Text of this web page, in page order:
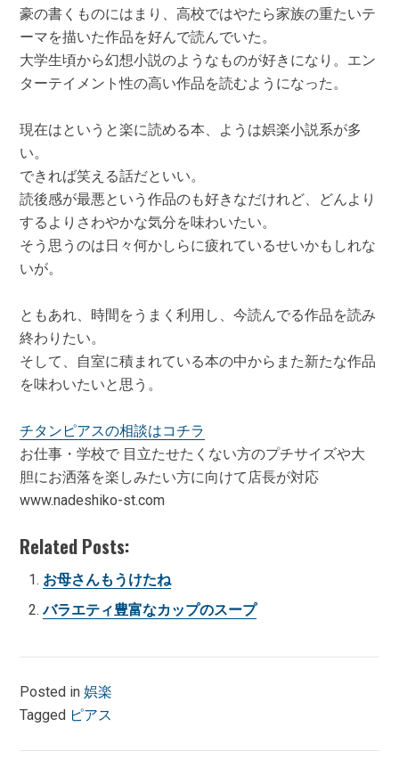
豪の書くものにはまり、高校ではやたら家族の重たいテ
ーマを描いた作品を好んで読んでいた。
大学生頃から幻想小説のようなものが好きになり。エン
ターテイメント性の高い作品を読むようになった。
現在はというと楽に読める本、ようは娯楽小説系が多
い。
できれば笑える話だといい。
読後感が最悪という作品のも好きなだけれど、どんより
するよりさわやかな気分を味わいたい。
そう思うのは日々何かしらに疲れているせいかもしれな
いが。
ともあれ、時間をうまく利用し、今読んでる作品を読み
終わりたい。
そして、自室に積まれている本の中からまた新たな作品
を味わいたいと思う。
チタンピアスの相談はコチラ
お仕事・学校で 目立たせたくない方のプチサイズや大
胆にお洒落を楽しみたい方に向けて店長が対応
www.nadeshiko-st.com
Related Posts:
お母さんもうけたね
バラエティ豊富なカップのスープ
Posted in娯楽
Tagged ピアス